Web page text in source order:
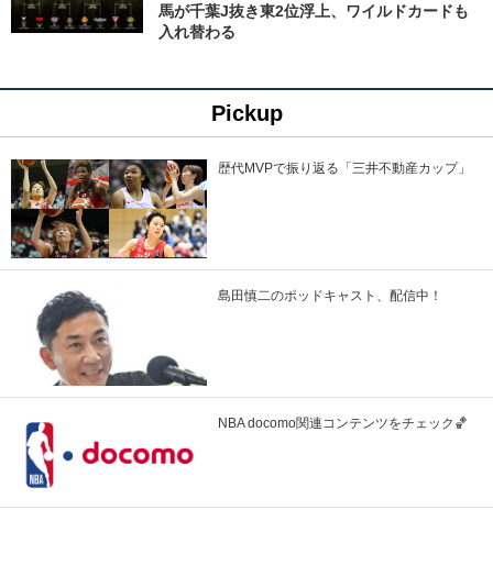
馬が千葉J抜き東2位浮上、ワイルドカードも
入れ替わる
Pickup
歴代MVPで振り返る「三井不動産カップ」
島田慎二のポッドキャスト、配信中！
NBA docomo関連コンテンツをチェック🏀